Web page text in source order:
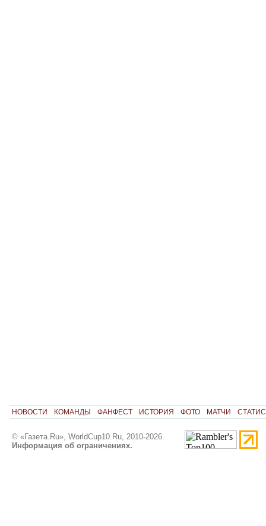
НОВОСТИ КОМАНДЫ ФАНФЕСТ ИСТОРИЯ ФОТО МАТЧИ
© «Газета.Ru», WorldCup10.Ru, 2010-2026.
Информация об ограничениях.